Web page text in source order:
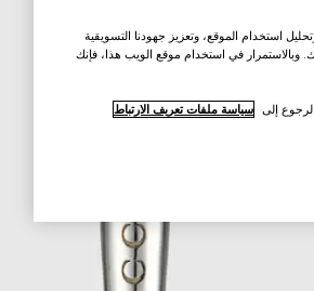
استخدام الموقع، وتعزيز جهودنا التسويقية
وبالاستمرار في استخدام موقع الويب هذا، فإنك
إلى سياسة ملفات تعريف الارتباط